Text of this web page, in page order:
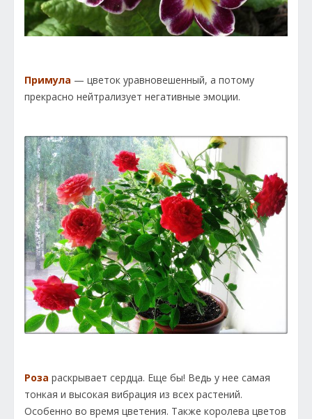
Примула — цветок уравновешенный, а потому
прекрасно нейтрализует негативные эмоции.
Роза раскрывает сердца. Еще бы! Ведь у нее самая
тонкая и высокая вибрация из всех растений.
Особенно во время цветения. Также королева цветов